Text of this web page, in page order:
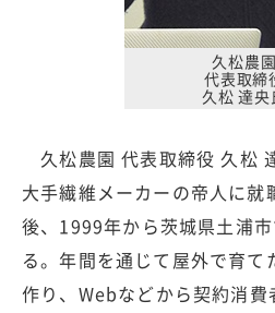
久松農園
代表取締
久松 達央
久松農園 代表取締役 久松
大手繊維メーカーの帝人に
後、1999年から茨城県土浦
る。年間を通じて屋外で育て
作り、Webなどから契約消